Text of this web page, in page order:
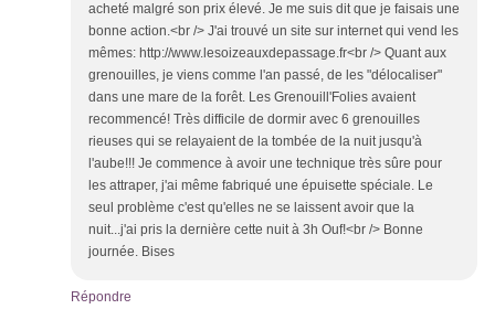
acheté malgré son prix élevé. Je me suis dit que je faisais une
bonne action.<br /> J'ai trouvé un site sur internet qui vend les
mêmes: http://www.lesoizeauxdepassage.fr<br /> Quant aux
grenouilles, je viens comme l'an passé, de les "délocaliser"
dans une mare de la forêt. Les Grenouill'Folies avaient
recommencé! Très difficile de dormir avec 6 grenouilles
rieuses qui se relayaient de la tombée de la nuit jusqu'à
l'aube!!! Je commence à avoir une technique très sûre pour
les attraper, j'ai même fabriqué une épuisette spéciale. Le
seul problème c'est qu'elles ne se laissent avoir que la
nuit...j'ai pris la dernière cette nuit à 3h Ouf!<br /> Bonne
journée. Bises
Répondre